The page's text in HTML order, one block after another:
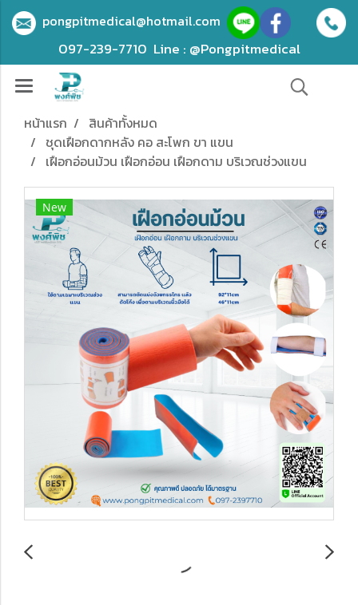
pongpitmedical@hotmail.com
097-239-7710 Line : @Pongpitmedical
หน้าแรก
สินค้าทั้งหมด
ชุดเฝือกดากหลัง คอ สะโพก ขา แขน
เฝือกอ่อนม้วน เฝือกอ่อน เฝือกดาม บริเวณช่วงแขน
New